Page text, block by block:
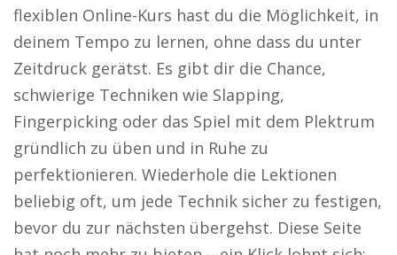
flexiblen Online-Kurs hast du die Möglichkeit, in
deinem Tempo zu lernen, ohne dass du unter
Zeitdruck gerätst. Es gibt dir die Chance,
schwierige Techniken wie Slapping,
Fingerpicking oder das Spiel mit dem Plektrum
gründlich zu üben und in Ruhe zu
perfektionieren. Wiederhole die Lektionen
beliebig oft, um jede Technik sicher zu festigen,
bevor du zur nächsten übergehst. Diese Seite